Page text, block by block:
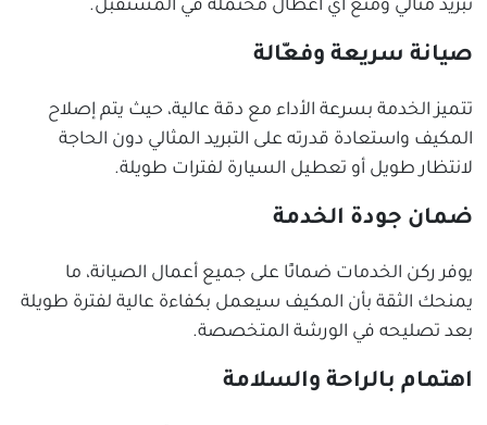
تبريد مثالي ومنع أي أعطال محتملة في المستقبل.
صيانة سريعة وفعّالة
تتميز الخدمة بسرعة الأداء مع دقة عالية، حيث يتم إصلاح
المكيف واستعادة قدرته على التبريد المثالي دون الحاجة
لانتظار طويل أو تعطيل السيارة لفترات طويلة.
ضمان جودة الخدمة
يوفر ركن الخدمات ضمانًا على جميع أعمال الصيانة، ما
يمنحك الثقة بأن المكيف سيعمل بكفاءة عالية لفترة طويلة
بعد تصليحه في الورشة المتخصصة.
اهتمام بالراحة والسلامة